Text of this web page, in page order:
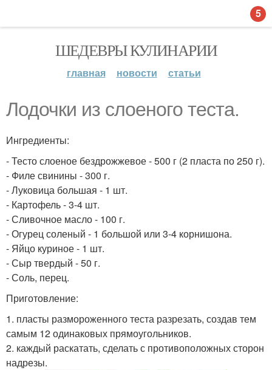
ШЕДЕВРЫ КУЛИНАРИИ
главная новости статьи
Лодочки из слоеного теста.
Ингредиенты:
- Тесто слоеное бездрожжевое - 500 г (2 пласта по 250 г).
- Филе свинины - 300 г.
- Луковица большая - 1 шт.
- Картофель - 3-4 шт.
- Сливочное масло - 100 г.
- Огурец соленый - 1 большой или 3-4 корнишона.
- Яйцо куриное - 1 шт.
- Сыр твердый - 50 г.
- Соль, перец.
Приготовление:
1. пласты размороженного теста разрезать, создав тем
самым 12 одинаковых прямоугольников.
2. каждый раскатать, сделать с противоположных сторон
надрезы.
5